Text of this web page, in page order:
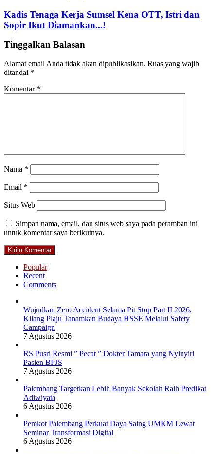
Kadis Tenaga Kerja Sumsel Kena OTT, Istri dan
Sopir Ikut Diamankan...!
Tinggalkan Balasan
Alamat email Anda tidak akan dipublikasikan. Ruas yang wajib
ditandai *
Komentar *
Nama *
Email *
Situs Web
Simpan nama, email, dan situs web saya pada peramban ini
untuk komentar saya berikutnya.
Popular
Recent
Comments
Wujudkan Zero Accident Selama Pit Stop Part II 2026,
Kilang Plaju Tanamkan Budaya HSSE Melalui Safety
Campaign
7 Agustus 2026
RS Pusri Resmi ” Pecat ” Dokter Tamara yang Nyinyiri
Pasien BPJS
7 Agustus 2026
Palembang Targetkan Lebih Banyak Sekolah Raih Predikat
Adiwiyata
6 Agustus 2026
Pemkot Palembang Perkuat Daya Saing UMKM Lewat
Seminar Transformasi Digital
6 Agustus 2026